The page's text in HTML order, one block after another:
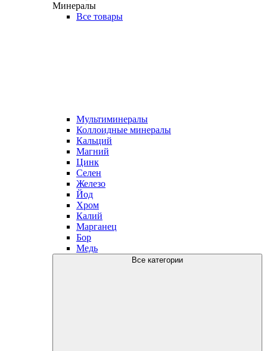
Минералы
Все товары
Мультиминералы
Коллоидные минералы
Кальций
Магний
Цинк
Селен
Железо
Йод
Хром
Калий
Марганец
Бор
Медь
Все категории